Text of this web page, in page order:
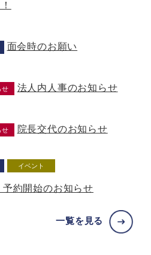
面会時のお願い
せ 法人内人事のお知らせ
せ 院長交代のお知らせ
イベント
約開始のお知らせ
一覧を見る